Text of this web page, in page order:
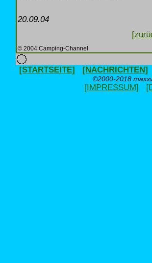
20.09.04
© 2004 Camping-Channel
[STARTSEITE] [NACHRICHTEN]
©2000-2018
[IMPRESSUM]